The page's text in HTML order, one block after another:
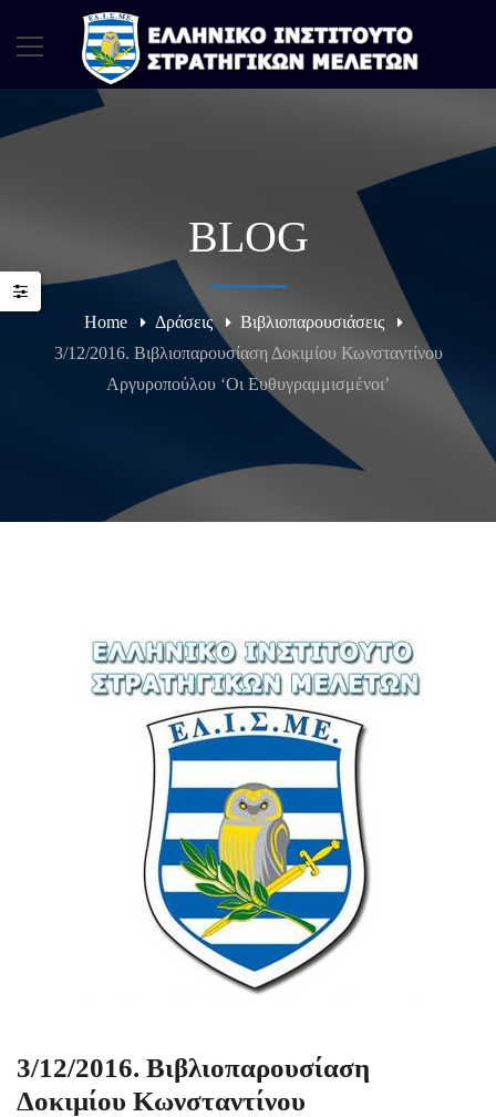
BLOG
Home Δράσεις
Βιβλιοπαρουσιάσεις
3/12/2016. Βιβλιοπαρουσίαση Δοκιμίου Κωνσταντίνου
Αργυροπούλου ‘Οι Ευθυγραμμισμένοι’
3/12/2016. Βιβλιοπαρουσίαση
Δοκιμίου Κωνσταντίνου